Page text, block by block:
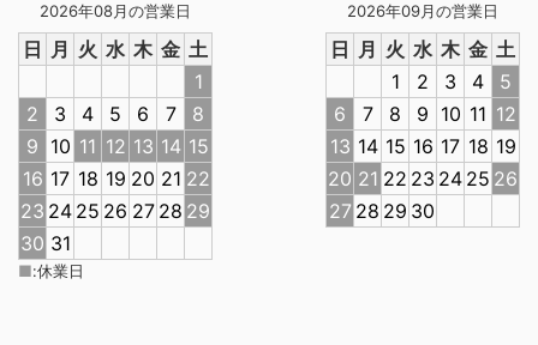
2026年08月の営業日
日 月 火 水 木 金 土
1
2
3 4 5 6 7
8
9 10 11 12 13 14 15
16 17 18 19 20 21 22
23 24 25 26 27 28 29
30 31
2026年09月の営業日
日 月 火 水 木 金 土
1
2 3 4
5
6
7 8 9 10 11 12
13 14 15 16 17 18 19
20 21 22 23 24 25 26
27 28 29 30
■:休業日